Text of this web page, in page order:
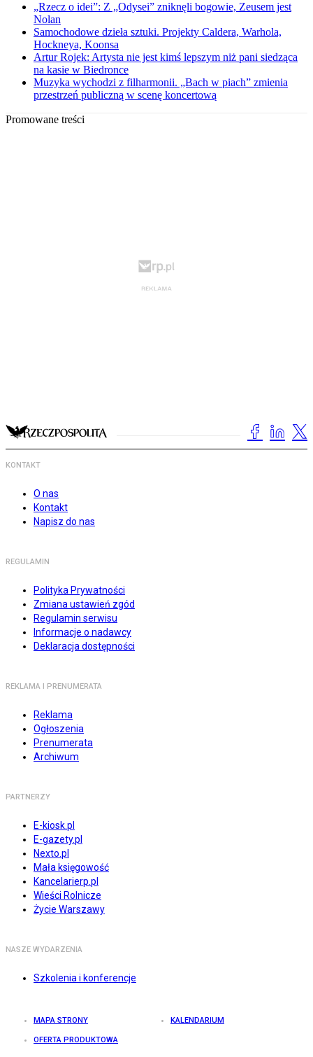
„Rzecz o idei”: Z „Odysei” zniknęli bogowie, Zeusem jest
Nolan
Samochodowe dzieła sztuki. Projekty Caldera, Warhola,
Hockneya, Koonsa
Artur Rojek: Artysta nie jest kimś lepszym niż pani siedząca
na kasie w Biedronce
Muzyka wychodzi z filharmonii. „Bach w piach” zmienia
przestrzeń publiczną w scenę koncertową
Promowane treści
KONTAKT
O nas
Kontakt
Napisz do nas
REGULAMIN
Polityka Prywatności
Zmiana ustawień zgód
Regulamin serwisu
Informacje o nadawcy
Deklaracja dostępności
REKLAMA I PRENUMERATA
Reklama
Ogłoszenia
Prenumerata
Archiwum
PARTNERZY
E-kiosk.pl
E-gazety.pl
Nexto.pl
Mała księgowość
Kancelarierp.pl
Wieści Rolnicze
Życie Warszawy
NASZE WYDARZENIA
Szkolenia i konferencje
MAPA STRONY KALENDARIUM
OFERTA PRODUKTOWA